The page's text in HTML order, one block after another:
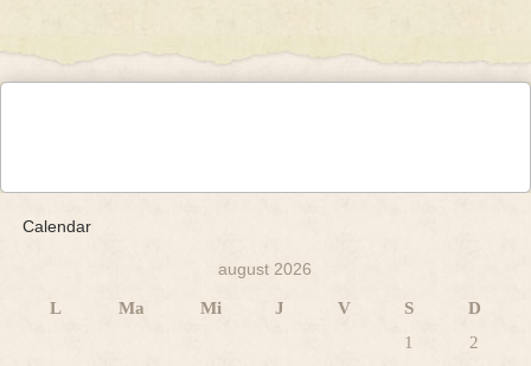
Calendar
august 2026
L Ma Mi J V S
D
1
2